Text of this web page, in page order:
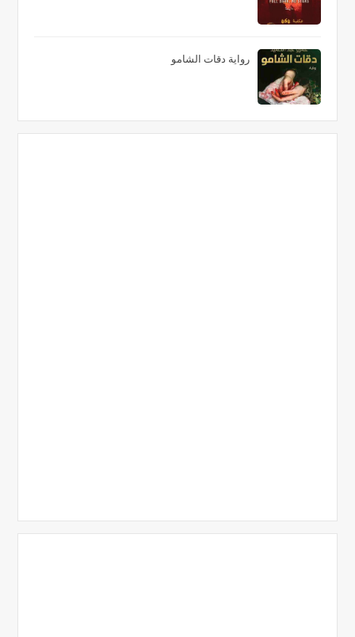
رواية دقات الشامو